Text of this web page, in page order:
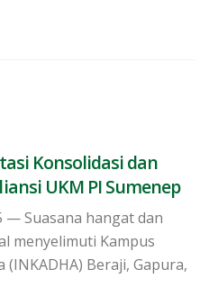
Konsolidasi dan
UKM PI Sumenep
— Suasana hangat dan
menyelimuti Kampus
Beraji, Gapura,